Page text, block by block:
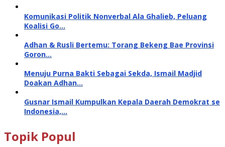
Komunikasi Politik Nonverbal Ala Ghalieb, Peluang
Koalisi Go…
Adhan & Rusli Bertemu: Torang Bekeng Bae Provinsi
Goron…
Menuju Purna Bakti Sebagai Sekda, Ismail Madjid
Doakan Adhan…
Gusnar Ismail Kumpulkan Kepala Daerah Demokrat se
Indonesia,…
Topik Popul